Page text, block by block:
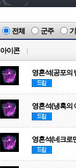
전체 군주
아이콘
영혼석(공포의
영혼석(냉혹의
영혼석(네크로